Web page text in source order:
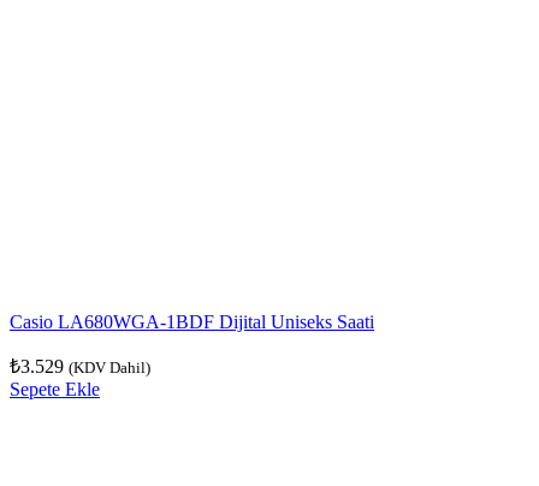
Casio LA680WGA-1BDF Dijital Uniseks Saati
₺3.529 (KDV Dahil)
Sepete Ekle